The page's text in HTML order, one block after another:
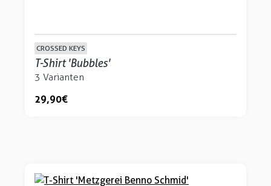
CROSSED KEYS
T-Shirt 'Bubbles'
3 Varianten
29,90 €